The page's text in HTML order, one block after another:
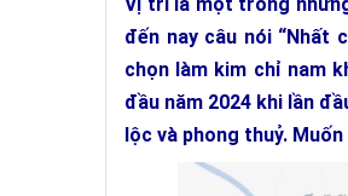
đến nay câu nói “Nhất
chọn làm kim chỉ nam
đầu năm 2024 khi lần
lộc và phong thuỷ.